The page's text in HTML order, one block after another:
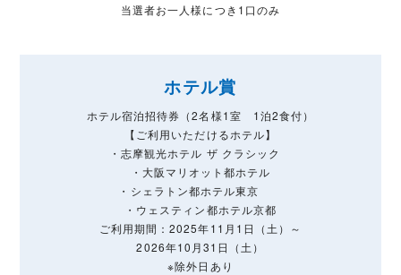
当選者お一人様につき1口のみ
ホテル賞
ホテル宿泊招待券（2名様1室 1泊2食付）
【ご利用いただけるホテル】
・志摩観光ホテル ザ クラシック
・大阪マリオット都ホテル
・シェラトン都ホテル東京
・ウェスティン都ホテル京都
ご利用期間：2025年11月1日（土）～
2026年10月31日（土）
※除外日あり